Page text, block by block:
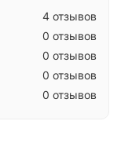
4 отзывов
0 отзывов
0 отзывов
0 отзывов
0 отзывов